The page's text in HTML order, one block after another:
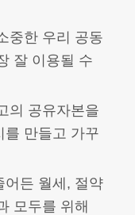
중한 우리 공동
잘 이용될 수
의 공유자본을
를 만들고 가꾸
어든 월세, 절약
모두를 위해